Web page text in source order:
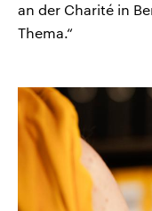
an der Charité in
Thema.“